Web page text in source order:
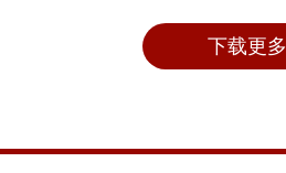
下载更多